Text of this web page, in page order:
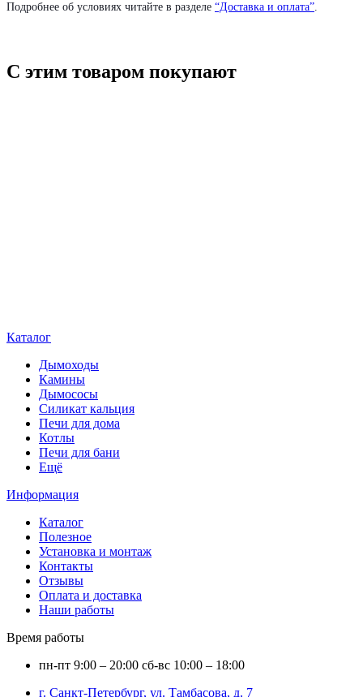
Подробнее об условиях читайте в разделе “Доставка и оплата”
С этим товаром покупают
Каталог
Дымоходы
Камины
Дымососы
Силикат кальция
Печи для дома
Котлы
Печи для бани
Ещё
Информация
Каталог
Полезное
Установка и монтаж
Контакты
Отзывы
Оплата и доставка
Наши работы
Время работы
пн-пт 9:00 – 20:00 сб-вс 10:00 – 18:00
г. Санкт-Петербург, ул. Тамбасова, д. 7